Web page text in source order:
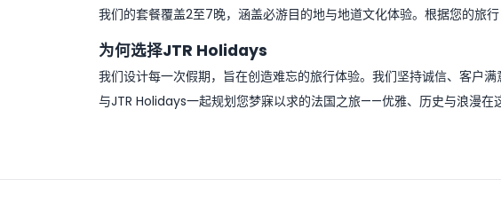
我们的套餐覆盖2至7晚，涵盖必游目的地与地道文化体验。根据您的旅
为何选择JTR Holidays
我们设计每一次假期，旨在创造难忘的旅行体验。我们坚持诚信、客户
与JTR Holidays一起规划您梦寐以求的法国之旅——优雅、历史与浪漫在